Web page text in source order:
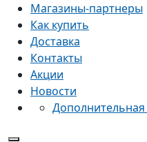
Магазины-партнеры
Как купить
Доставка
Контакты
Акции
Новости